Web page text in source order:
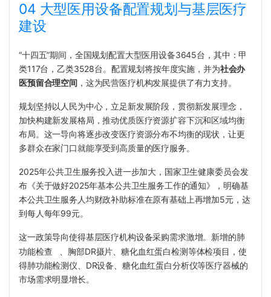
04 大型医用设备配置规划与基层医疗
建设
“十四五”期间，全国规划配置大型医用设备3645台，其中：甲
类117台，乙类3528台。配置规划将按年度实施，并为社会办
医预留合理空间，这为民营医疗机构发展提供了有力支持。
规划坚持以人民为中心，立足新发展阶段，贯彻新发展理念，
加快构建新发展格局，推动优质医疗资源扩容下沉和区域均衡
布局。这一导向将逐步改变医疗资源分布不均衡的现状，让更
多群众在家门口就能享受到高质量的医疗服务。
2025年公共卫生服务投入进一步加大，国家卫生健康委员会发
布《关于做好2025年基本公共卫生服务工作的通知》，明确基
本公共卫生服务人均财政补助标准在原有基础上再增加5元，达
到每人每年99元。
这一政策导向使得基层医疗机构设备采购需求激增。新增的肺
功能检查
、胸部DR摄片、糖化血红蛋白检测等体检项目，使
得肺功能检测仪、DR设备、糖化血红蛋白分析仪等医疗器械的
市场需求明显增长。